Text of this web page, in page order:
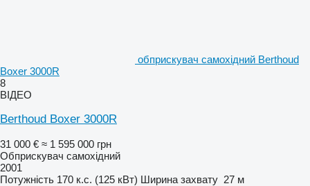
обприскувач самохідний Berthoud
Boxer 3000R
8
ВІДЕО
Berthoud Boxer 3000R
31 000 € ≈ 1 595 000 грн
Обприскувач самохідний
2001
Потужність 170 к.с. (125 кВт) Ширина захвату 27 м